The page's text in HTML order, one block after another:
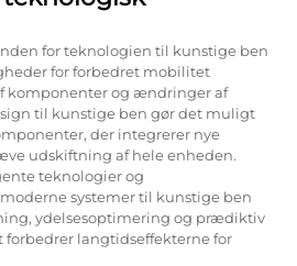
for teknologien til kunstige ben
for forbedret mobilitet
komponenter og ændringer af
til kunstige ben gør det muligt
der integrerer nye
udskiftning af hele enheden.
teknologier og
systemer til kunstige ben
ydelsesoptimering og prædiktiv
langtidseffekterne for